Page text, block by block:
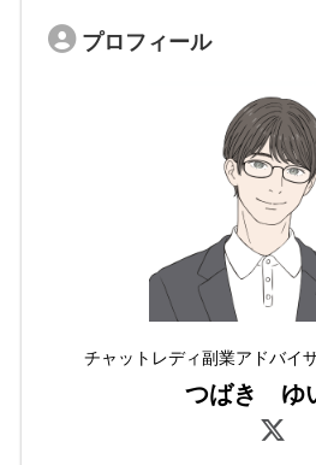
プロフィール
チャットレディ副業アドバイ
つばき ゆ